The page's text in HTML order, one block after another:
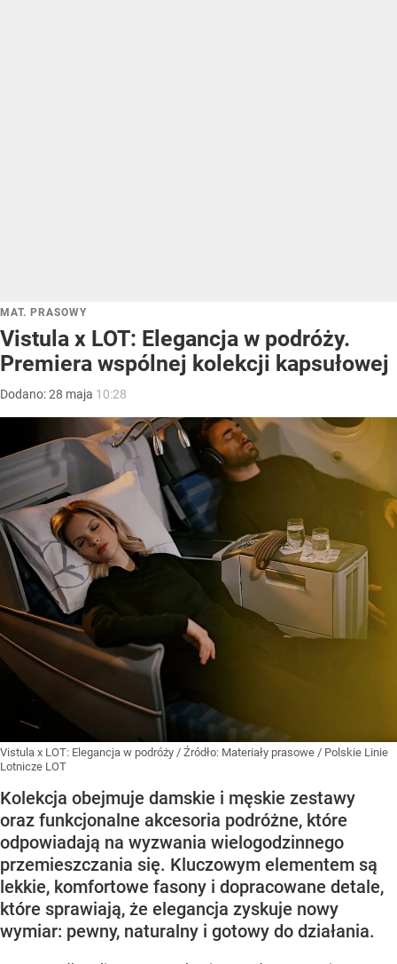
MAT. PRASOWY
Vistula x LOT: Elegancja w podróży.
Premiera wspólnej kolekcji kapsułowej
Dodano:28 maja 10:28
Vistula x LOT: Elegancja w podróży / Źródło: Materiały prasowe / Polskie Linie
Lotnicze LOT
Kolekcja obejmuje damskie i męskie zestawy
oraz funkcjonalne akcesoria podróżne, które
odpowiadają na wyzwania wielogodzinnego
przemieszczania się. Kluczowym elementem są
lekkie, komfortowe fasony i dopracowane detale,
które sprawiają, że elegancja zyskuje nowy
wymiar: pewny, naturalny i gotowy do działania.